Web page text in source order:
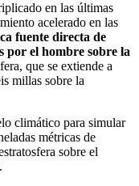
en las últimas
acelerado en las
fuente directa de
por el hombre sobre la
que se extiende a
millas sobre la
climático para simular
métricas de
sobre el